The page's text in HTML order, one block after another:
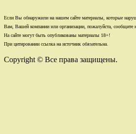
Если Вы обнаружили на нашем сайте материалы, которые
Вам, Вашей компании или организации, пожалуйста, сообщите
На сайте могут быть опубликованы материалы 18+!
При цитировании ссылка на источник обязательна.
Copyright © Все права защищены.